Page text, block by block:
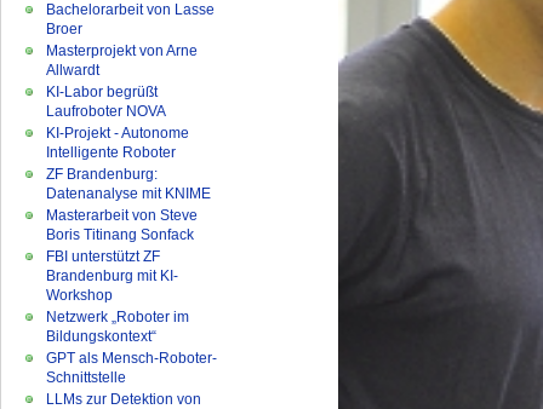
Bachelorarbeit von Lasse
Broer
Masterprojekt von Arne
Allwardt
KI-Labor begrüßt
Laufroboter NOVA
KI-Projekt - Autonome
Intelligente Roboter
ZF Brandenburg:
Datenanalyse mit KNIME
Masterarbeit von Steve
Boris Titinang Sonfack
FBI unterstützt ZF
Brandenburg mit KI-
Workshop
Netzwerk „Roboter im
Bildungskontext“
GPT als Mensch-Roboter-
Schnittstelle
LLMs zur Detektion von